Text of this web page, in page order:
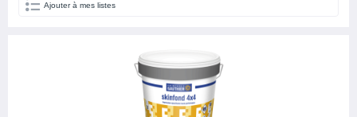
Ajouter à mes listes